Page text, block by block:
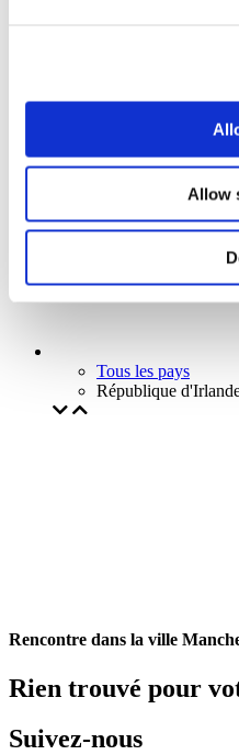
Allow
Sans sous-genre
Appliquer
Tous les pays
République
Rencontre dans la ville
Rien trouvé pour
Suivez-nous